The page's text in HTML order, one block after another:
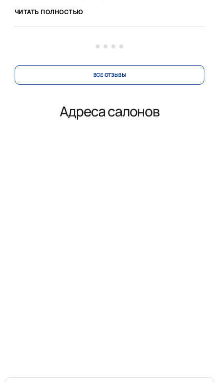
оптимальный проект, исходя из маленькой площади
ЧИТАТЬ ПОЛНОСТЬЮ
ВСЕ ОТЗЫВЫ
Адреса салонов